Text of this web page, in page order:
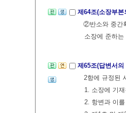
제64조(소장부
②반소와 중간
소장에 준하
제65조(답변서
2항에 규정된
1. 소장에 기
2. 항변과 이